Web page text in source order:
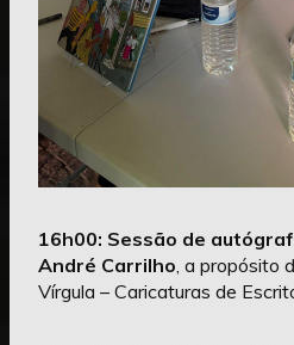
16h00: Sessão de
André Carrilho, a propósito
Vírgula – Caricaturas de